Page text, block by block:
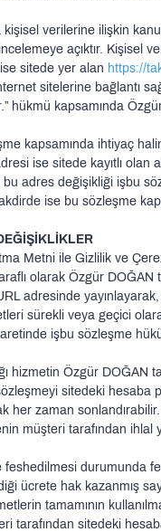
kişisel verilerine ilişkin
açıktır.
sitede yer alan https://
sitelerine bağlantı
hükmü kapsamında
kapsamında ihtiyaç
ise sitede kayıtlı olan
adres değişikliği işbu
ise bu sözleşme
Metni ile Gizlilik ve
olarak Özgür
adresinde
sürekli veya geçici
işbu sözleşme
hizmetin Özgür
sitedeki hesaba
her zaman
müşteri tarafından
durumunda
ücrete hak kazanmış
tamamının
tarafından sitedeki